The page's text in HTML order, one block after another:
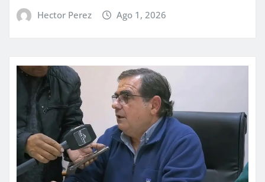
Hector Perez Ago 1, 2026